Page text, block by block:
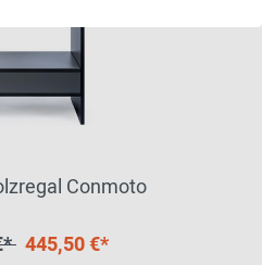
Conmoto
445,50 €*